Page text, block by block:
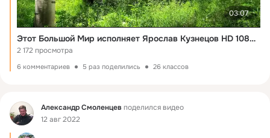
03:07
Этот Большой Мир исполняет Ярослав Кузнецов HD 1080 px
2 172 просмотра
6 комментариев 5 раз поделились 26 классов
Фид Александр Смоленцев поделился видео
12 авг 2022